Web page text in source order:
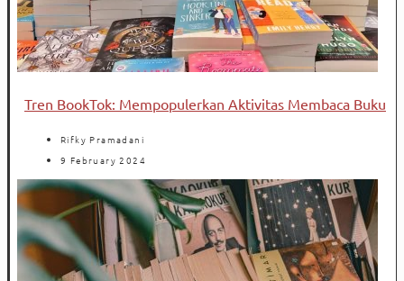
Tren BookTok: Mempopulerkan Aktivitas Membaca Buku
Rifky Pramadani
9 February 2024